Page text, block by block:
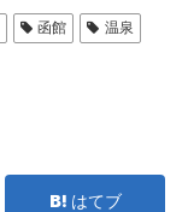
函館 温泉
はてブ